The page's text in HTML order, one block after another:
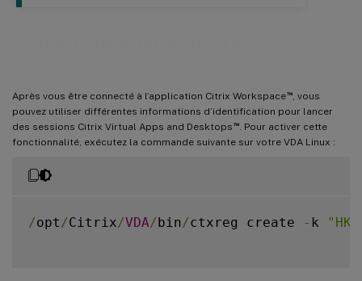
Après vous être connecté à l’application Citrix Workspace™, vous
pouvez utiliser différentes informations d’identification pour lancer
des sessions Citrix Virtual Apps and Desktops ™. Pour activer cette
fonctionnalité, exécutez la commande suivante sur votre VDA Linux :
/opt /Citrix/VDA/bin/ctxreg create - k